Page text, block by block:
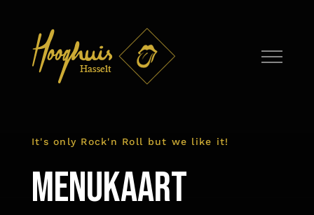
content
It's only Rock'n Roll but we like it!
Menukaart